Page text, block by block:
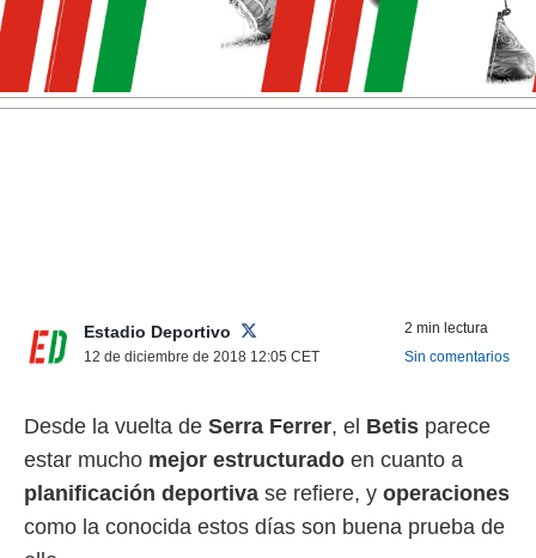
basada
permite
todas
ya sean
y análisis
en
así como
perfil
Estadio Deportivo
12 de diciembre de 2018 12:05 CET
2 min lectura
Sin comentarios
Desde la vuelta de Serra Ferrer, el Betis parece
estar mucho mejor estructurado en cuanto a
planificación deportiva se refiere, y operaciones
como la conocida estos días son buena prueba de